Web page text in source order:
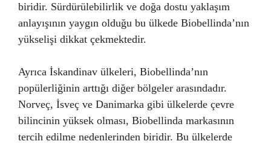
biridir. Sürdürülebilirlik ve doğa dostu yaklaşım
anlayışının yaygın olduğu bu ülkede Biobellinda’nın
yükselişi dikkat çekmektedir.
Ayrıca İskandinav ülkeleri, Biobellinda’nın
popülerliğinin arttığı diğer bölgeler arasındadır.
Norveç, İsveç ve Danimarka gibi ülkelerde çevre
bilincinin yüksek olması, Biobellinda markasının
tercih edilme nedenlerinden biridir. Bu ülkelerde